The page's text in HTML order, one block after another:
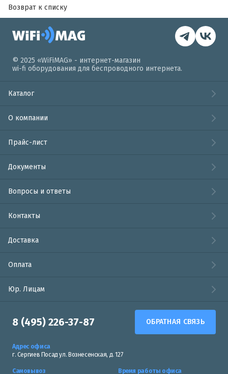
Возврат к списку
© 2025 «WiFiMAG» - интернет-магазин
wi-fi оборудования для беспроводного интернета.
Каталог
О компании
Прайс-лист
Документы
Вопросы и ответы
Контакты
Доставка
Оплата
Юр. Лицам
8 (495) 226-37-87 ОБРАТНАЯ СВЯЗЬ
Адрес офиса
г. Сергиев Посад ул. Вознесенская, д. 127
Самовывоз Время работы офиса